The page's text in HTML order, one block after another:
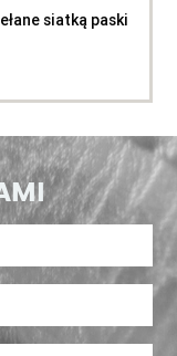
siatką paski